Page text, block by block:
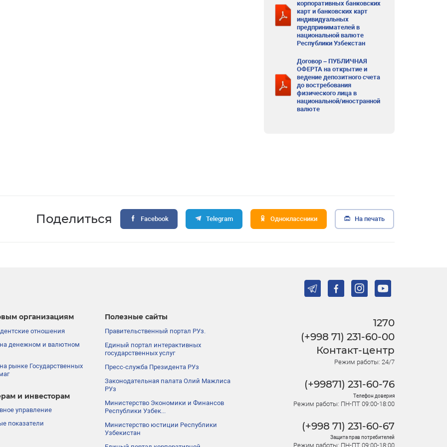
корпоративных банковских
карт и банковских карт
индивидуальных
предпринимателей в
национальной валюте
Республики Узбекстан
Договор – ПУБЛИЧНАЯ
ОФЕРТА на открытие и
ведение депозитного счета
до востребования
физического лица в
национальной/иностранной
валюте
Поделиться Facebook Telegram Одноклассники На печать
организациям
отношения
денежном и валютном
рынке Государственных
и инвесторам
управление
показатели
Полезные сайты
Правительственный портал РУз.
Единый портал интерактивных
государственных услуг
Пресс-служба Президента РУз
Законодательная палата Олий Мажлиса
РУз
Министерство Экономики и Финансов
Республики Узбек...
Министерство юстиции Республики
Узбекистан
1270
(+998 71) 231-60-00
Контакт-центр
Режим работы: 24/7
(+99871) 231-60-76
Телефон доверия
Режим работы: ПН-ПТ 09:00-18:00
(+998 71) 231-60-67
Защита прав потребителей
Режим работы: ПН-ПТ 09:00-18:00